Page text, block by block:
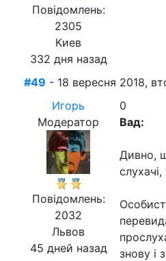
Повідомлень:
2305
Киев
332 дня назад
#49 - 18 вересня 2018,
Игорь
Модератор
Повідомлень:
2032
Львов
45 дней назад
0
Вад:
Дивно,
знову і